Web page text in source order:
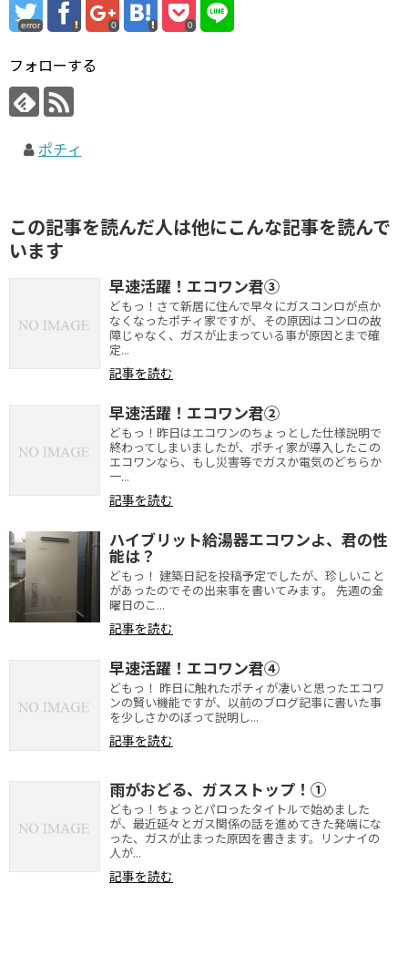
error 0 0
フォローする
ポチィ
この記事を読んだ人は他にこんな記事を読んで
います
早速活躍！エコワン君③
どもっ！さて新居に住んで早々にガスコンロが点か
なくなったポチィ家ですが、その原因はコンロの故
障じゃなく、ガスが止まっている事が原因とまで確
定...
記事を読む
早速活躍！エコワン君②
どもっ！昨日はエコワンのちょっとした仕様説明で
終わってしまいましたが、ポチィ家が導入したこの
エコワンなら、もし災害等でガスか電気のどちらか
一...
記事を読む
ハイブリット給湯器エコワンよ、君の性
能は？
どもっ！ 建築日記を投稿予定でしたが、珍しいこと
があったのでその出来事を書いてみます。 先週の金
曜日のこ...
記事を読む
早速活躍！エコワン君④
どもっ！ 昨日に触れたポチィが凄いと思ったエコワ
ンの賢い機能ですが、以前のブログ記事に書いた事
を少しさかのぼって説明し...
記事を読む
雨がおどる、ガスストップ！①
どもっ！ちょっとパロったタイトルで始めました
が、最近延々とガス関係の話を進めてきた発端にな
った、ガスが止まった原因を書きます。リンナイの
人が...
記事を読む